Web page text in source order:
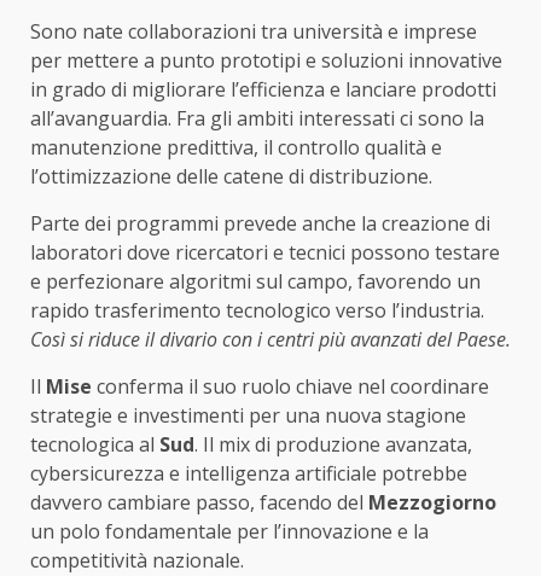
Sono nate collaborazioni tra università e imprese
per mettere a punto prototipi e soluzioni innovative
in grado di migliorare l’efficienza e lanciare prodotti
all’avanguardia. Fra gli ambiti interessati ci sono la
manutenzione predittiva, il controllo qualità e
l’ottimizzazione delle catene di distribuzione.
Parte dei programmi prevede anche la creazione di
laboratori dove ricercatori e tecnici possono testare
e perfezionare algoritmi sul campo, favorendo un
rapido trasferimento tecnologico verso l’industria.
Così si riduce il divario con i centri più avanzati del Paese.
Il Mise conferma il suo ruolo chiave nel coordinare
strategie e investimenti per una nuova stagione
tecnologica al Sud. Il mix di produzione avanzata,
cybersicurezza e intelligenza artificiale potrebbe
davvero cambiare passo, facendo del Mezzogiorno
un polo fondamentale per l’innovazione e la
competitività nazionale.